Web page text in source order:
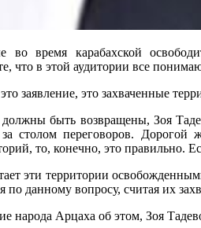
во время карабахской
в этой аудитории все
заявление, это захваченные
быть возвращены, Зоя
за столом переговоров.
то, конечно, это
эти территории
по данному вопросу, считая их
народа Арцаха об этом, Зоя